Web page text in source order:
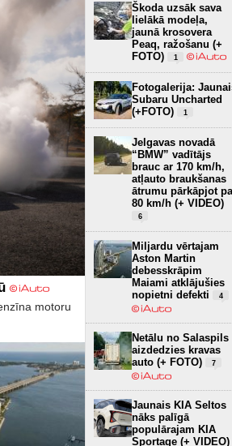
motoru
Škoda uzsāk sava
lielākā modeļa,
jaunā krosovera
Peaq, ražošanu (+
FOTO)
1
Fotogalerija:
Subaru Uncharted
(+FOTO)
1
Jelgavas novadā
“BMW” vadītājs
brauc ar 170 km/h,
atļauto braukšanas
ātrumu pārkāpjot
80 km/h (+ VIDEO)
6
Miljardu vērtajam
Aston Martin
debesskrāpim
Maiami atklājušies
nopietni defekti
4
Netālu no Salaspils
aizdedzies kravas
auto (+ FOTO)
7
Jaunais KIA Seltos
nāks palīgā
populārajam KIA
Sportage (+ VIDEO)